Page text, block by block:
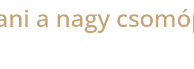
a nagy